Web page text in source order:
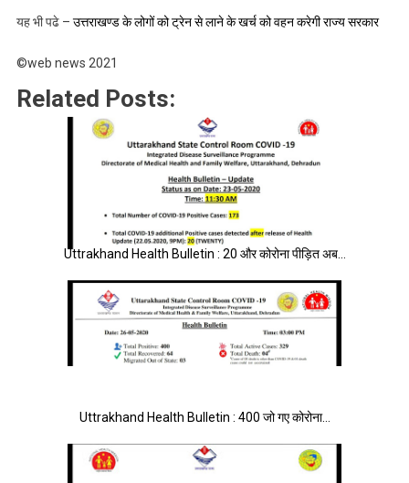
यह भी पढे – उत्तराखण्ड के लोगों को ट्रेन से लाने के खर्च को वहन करेगी राज्य सरकार
©web news 2021
Related Posts:
Uttrakhand Health Bulletin : 20 और कोरोना पीड़ित अब…
Uttrakhand Health Bulletin : 400 जो गए कोरोना…